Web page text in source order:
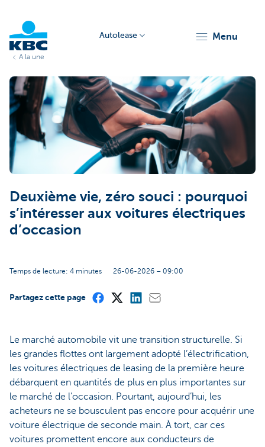
Corporate
Autolease menu
A la une
Deuxième vie, zéro souci : pourquoi
s’intéresser aux voitures électriques
d’occasion
Temps de lecture: 4 minutes 26-06-2026 – 09:00
Partagez cette page
Le marché automobile vit une transition structurelle. Si
les grandes flottes ont largement adopté l’électrification,
les voitures électriques de leasing de la première heure
débarquent en quantités de plus en plus importantes sur
le marché de l'occasion. Pourtant, aujourd’hui, les
acheteurs ne se bousculent pas encore pour acquérir une
voiture électrique de seconde main. À tort, car ces
voitures promettent encore aux conducteurs de